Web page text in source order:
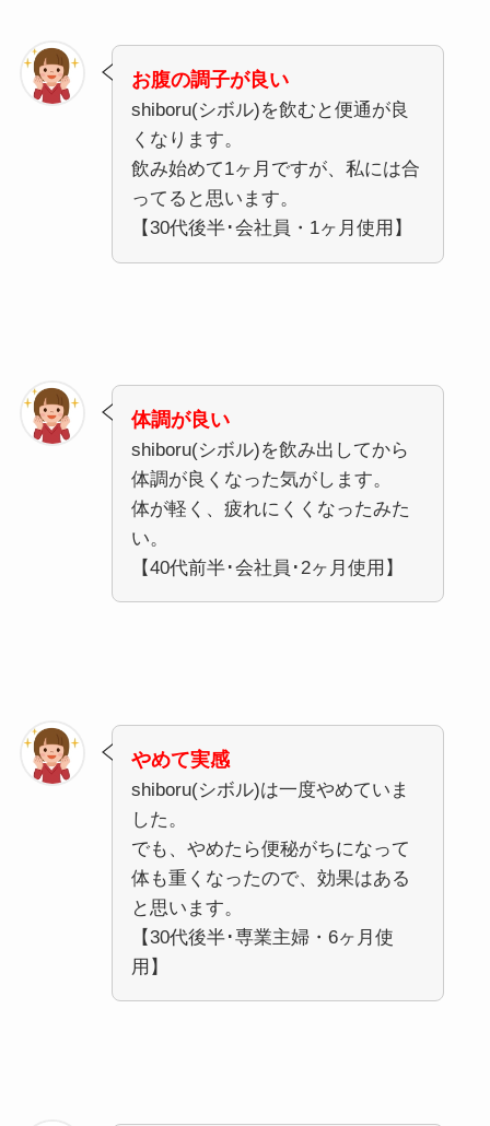
お腹の調子が良い
shiboru(シボル)を飲むと便通が良
くなります。
飲み始めて1ヶ月ですが、私には合
ってると思います。
【30代後半･会社員・1ヶ月使用】
体調が良い
shiboru(シボル)を飲み出してから
体調が良くなった気がします。
体が軽く、疲れにくくなったみた
い。
【40代前半･会社員･2ヶ月使用】
やめて実感
shiboru(シボル)は一度やめていま
した。
でも、やめたら便秘がちになって
体も重くなったので、効果はある
と思います。
【30代後半･専業主婦・6ヶ月使
用】